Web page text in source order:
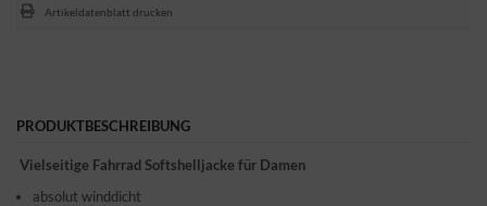
Artikeldatenblatt drucken
PRODUKTBESCHREIBUNG
Vielseitige Fahrrad Softshelljacke für Damen
absolut winddicht